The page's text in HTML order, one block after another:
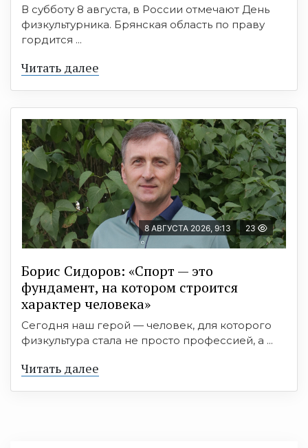
В субботу 8 августа, в России отмечают День
физкультурника. Брянская область по праву
гордится ...
Читать далее
8 АВГУСТА 2026, 9:13 23
Борис Сидоров: «Спорт — это
фундамент, на котором строится
характер человека»
Сегодня наш герой — человек, для которого
физкультура стала не просто профессией, а ...
Читать далее